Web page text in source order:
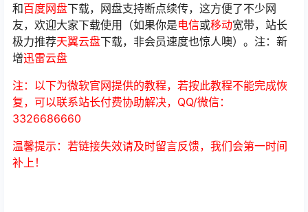
和百度网盘下载，网盘支持断点续传，这方便了不少网
友，欢迎大家下载使用（如果你是电信或移动宽带，站长
极力推荐天翼云盘下载，非会员速度也惊人噢）。注：新
增迅雷云盘
注：以下为微软官网提供的教程，若按此教程不能完成恢
复，可以联系站长付费协助解决，QQ/微信：
3326686660
温馨提示：若链接失效请及时留言反馈，我们会第一时间
补上！